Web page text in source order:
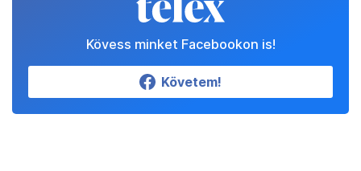
Kövess minket Facebookon is!
Követem!